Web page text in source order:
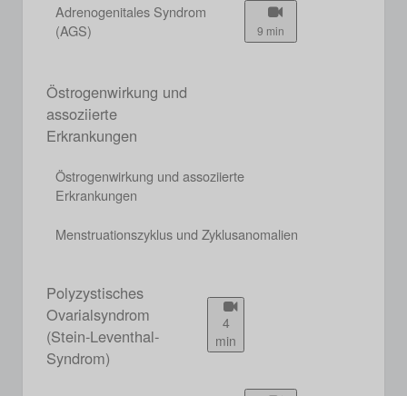
Adrenogenitales Syndrom
(AGS)
9 min
Östrogenwirkung und
assoziierte
Erkrankungen
Östrogenwirkung und assoziierte
Erkrankungen
Menstruationszyklus und Zyklusanomalien
Polyzystisches
Ovarialsyndrom
(Stein-Leventhal-
Syndrom)
4
min